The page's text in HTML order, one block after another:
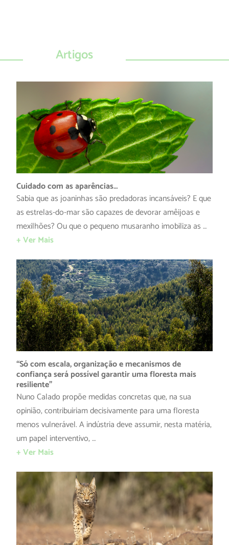
Artigos
Cuidado com as aparências…
Sabia que as joaninhas são predadoras incansáveis? E que
as estrelas-do-mar são capazes de devorar amêijoas e
mexilhões? Ou que o pequeno musaranho imobiliza as …
+ Ver Mais
“Só com escala, organização e mecanismos de
confiança será possível garantir uma floresta mais
resiliente”
Nuno Calado propõe medidas concretas que, na sua
opinião, contribuiriam decisivamente para uma floresta
menos vulnerável. A indústria deve assumir, nesta matéria,
um papel interventivo, …
+ Ver Mais